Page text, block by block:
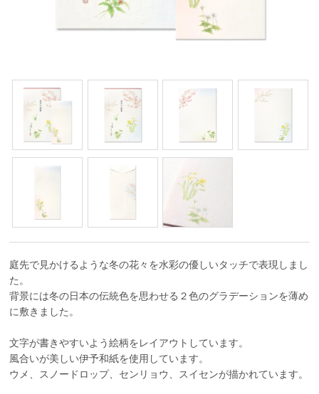
庭先で見かけるような冬の花々を水彩の優しいタッチで表現しまし
た。
背景には冬の日本の伝統色を思わせる２色のグラデーションを薄め
に敷きました。
文字が書きやすいよう絵柄をレイアウトしています。
風合いが美しい伊予和紙を使用しています。
ウメ、スノードロップ、センリョウ、スイセンが描かれています。